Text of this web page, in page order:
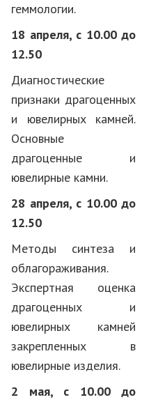
геммологии.
18 апреля, с 10.00 до
12.50
Диагностические
признаки драгоценных
и ювелирных камней.
Основные
драгоценные и
ювелирные камни.
28 апреля, с 10.00 до
12.50
Методы синтеза и
облагораживания.
Экспертная оценка
драгоценных и
ювелирных камней
закрепленных в
ювелирные изделия.
2 мая, с 10.00 до